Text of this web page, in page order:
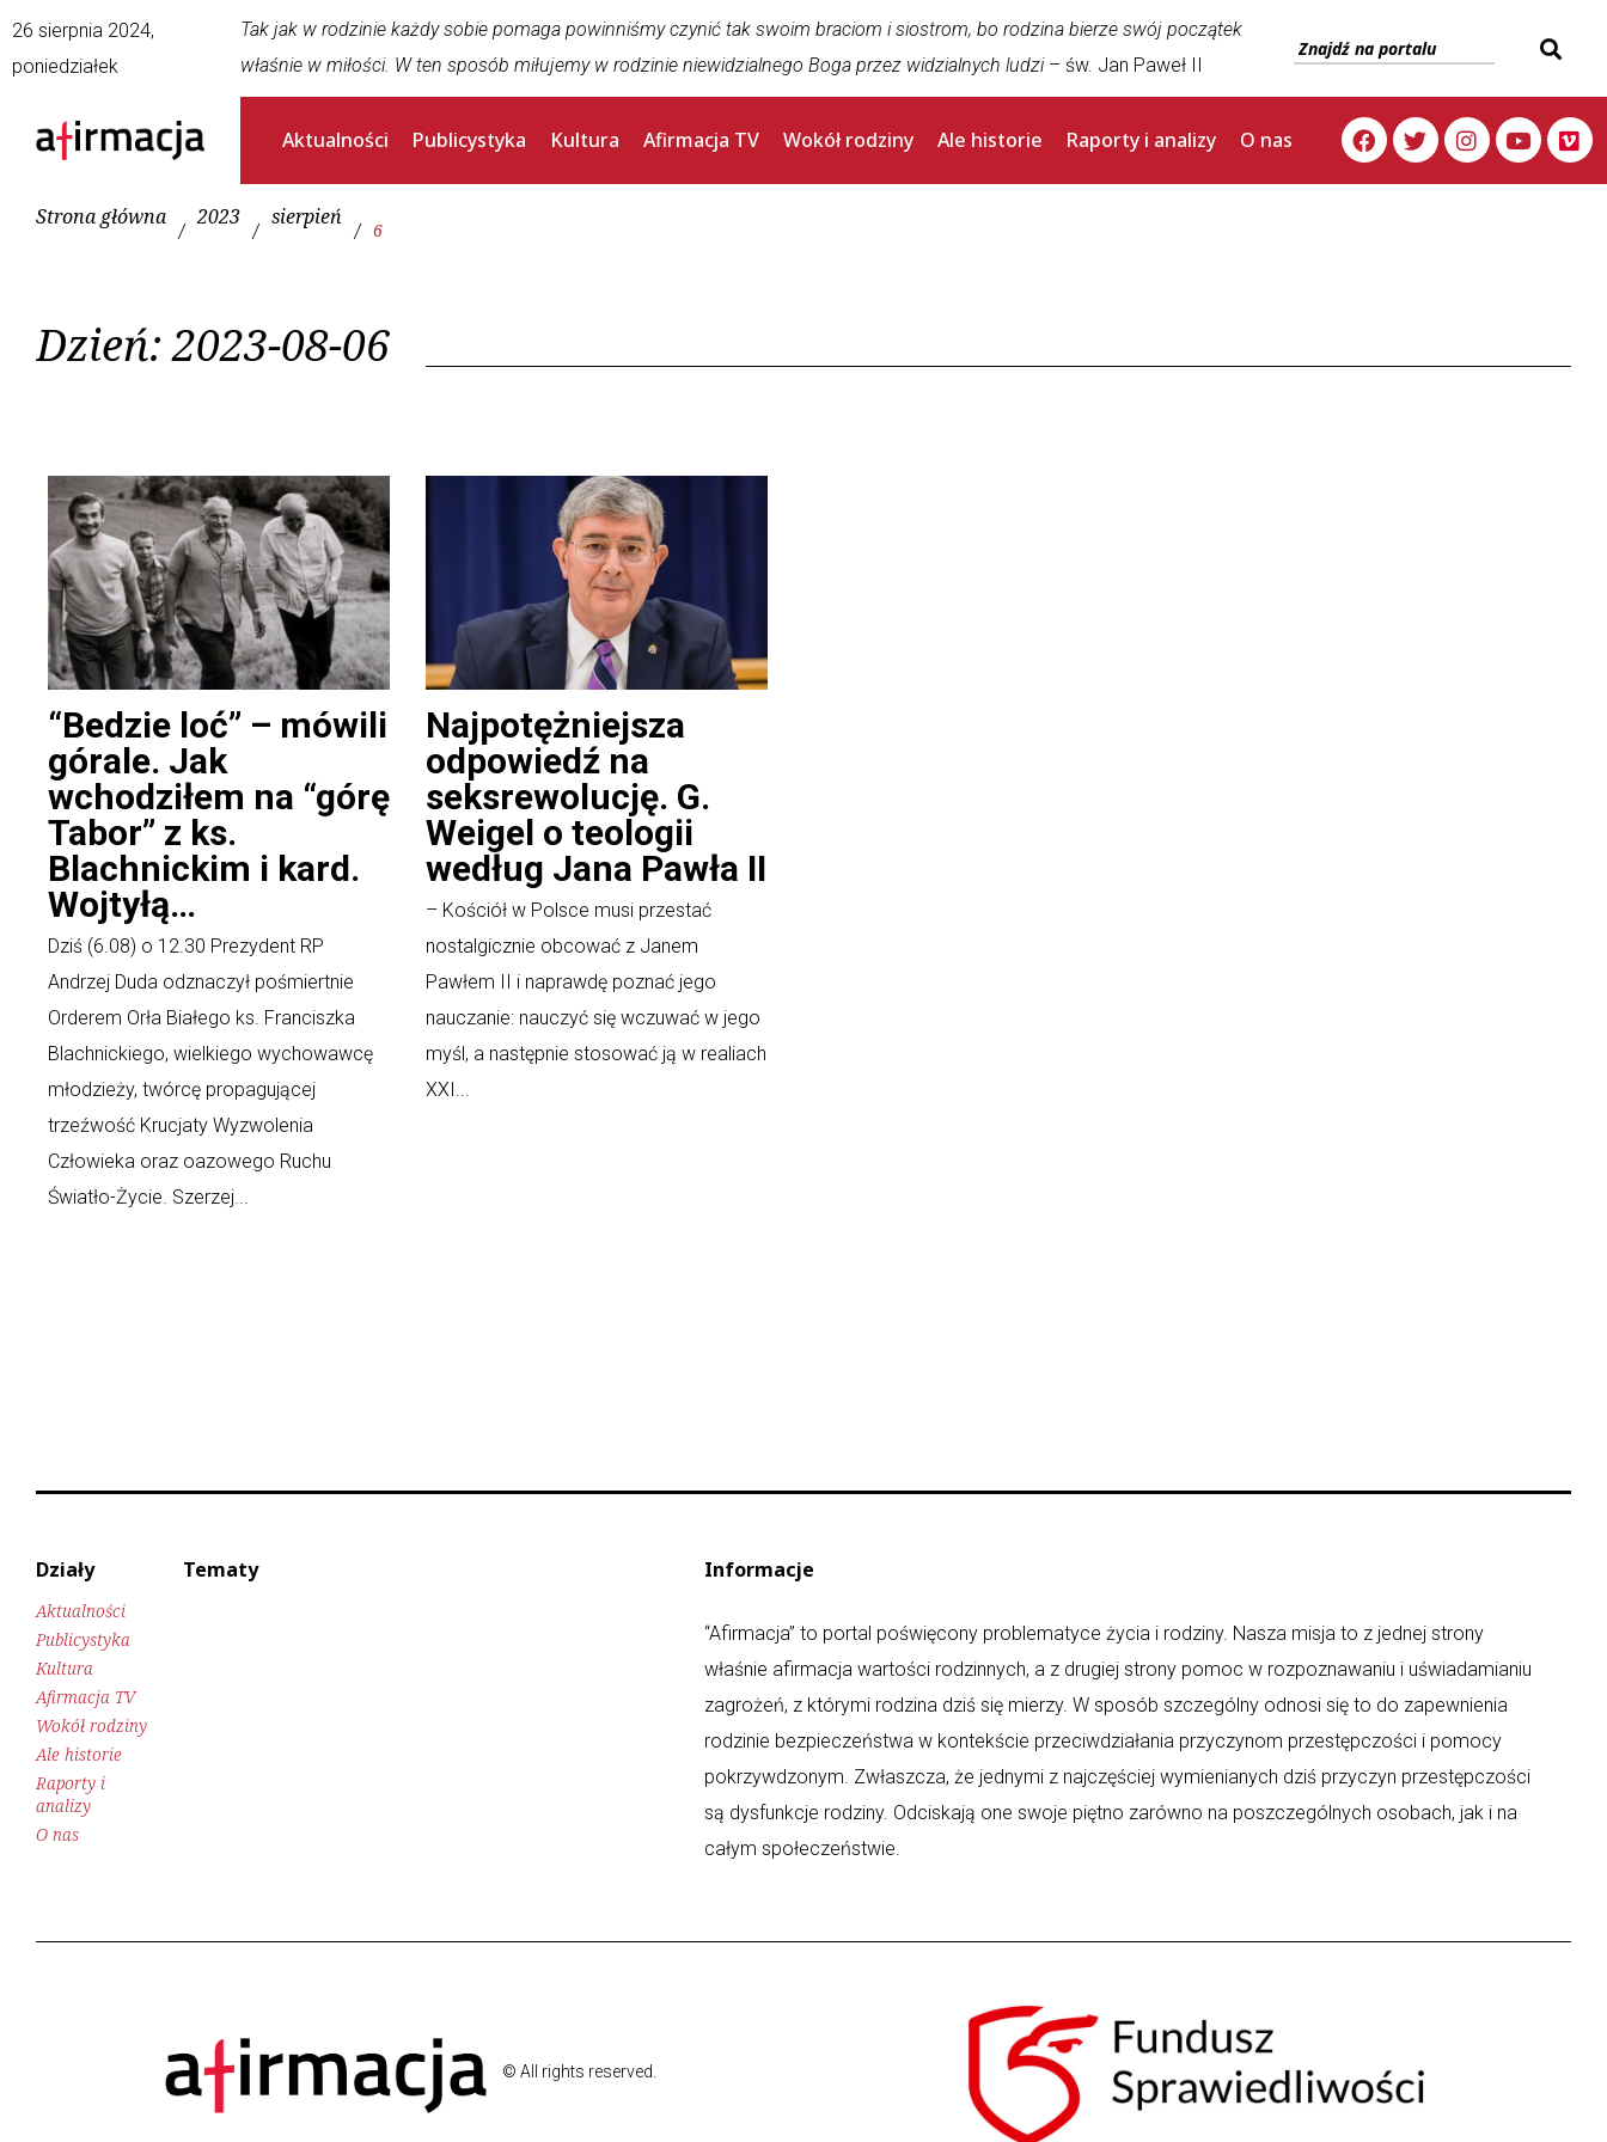
26 sierpnia 2024,
poniedziałek
Tak jak w rodzinie każdy sobie pomaga powinniśmy czynić tak swoim braciom i siostrom, bo rodzina bierze swój początek
właśnie w miłości. W ten sposób miłujemy w rodzinie niewidzialnego Boga przez widzialnych ludzi– św. Jan Paweł II
Aktualności Publicystyka Kultura Afirmacja TV Wokół rodziny Ale historie Raporty i analizy O nas
Strona główna
/
2023
/
sierpień
/ 6
Dzień:2023-08-06
“Bedzie loć” – mówili
górale. Jak
wchodziłem na “górę
Tabor” z ks.
Blachnickim i kard.
Wojtyłą…
Dziś (6.08) o 12.30 Prezydent RP
Andrzej Duda odznaczył pośmiertnie
Orderem Orła Białego ks. Franciszka
Blachnickiego, wielkiego wychowawcę
młodzieży, twórcę propagującej
trzeźwość Krucjaty Wyzwolenia
Człowieka oraz oazowego Ruchu
Światło-Życie. Szerzej...
Najpotężniejsza
odpowiedź na
seksrewolucję. G.
Weigel o teologii
według Jana Pawła II
– Kościół w Polsce musi przestać
nostalgicznie obcować z Janem
Pawłem II i naprawdę poznać jego
nauczanie: nauczyć się wczuwać w jego
myśl, a następnie stosować ją w realiach
XXI...
Działy
Aktualności
Publicystyka
Kultura
Afirmacja TV
Wokół rodziny
Ale historie
Raporty i
analizy
O nas
Tematy Informacje
“Afirmacja” to portal poświęcony problematyce życia i rodziny. Nasza misja to z jednej strony
właśnie afirmacja wartości rodzinnych, a z drugiej strony pomoc w rozpoznawaniu i uświadamianiu
zagrożeń, z którymi rodzina dziś się mierzy. W sposób szczególny odnosi się to do zapewnienia
rodzinie bezpieczeństwa w kontekście przeciwdziałania przyczynom przestępczości i pomocy
pokrzywdzonym. Zwłaszcza, że jednymi z najczęściej wymienianych dziś przyczyn przestępczości
są dysfunkcje rodziny. Odciskają one swoje piętno zarówno na poszczególnych osobach, jak i na
całym społeczeństwie.
© All rights reserved.